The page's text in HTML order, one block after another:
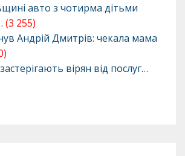
авто з чотирма дітьми
(3 255)
Андрій Дмитрів: чекала мама
вірян від послуг…